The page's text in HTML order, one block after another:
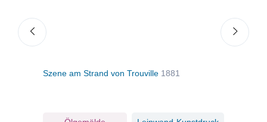
Szene am Strand von Trouville 1881